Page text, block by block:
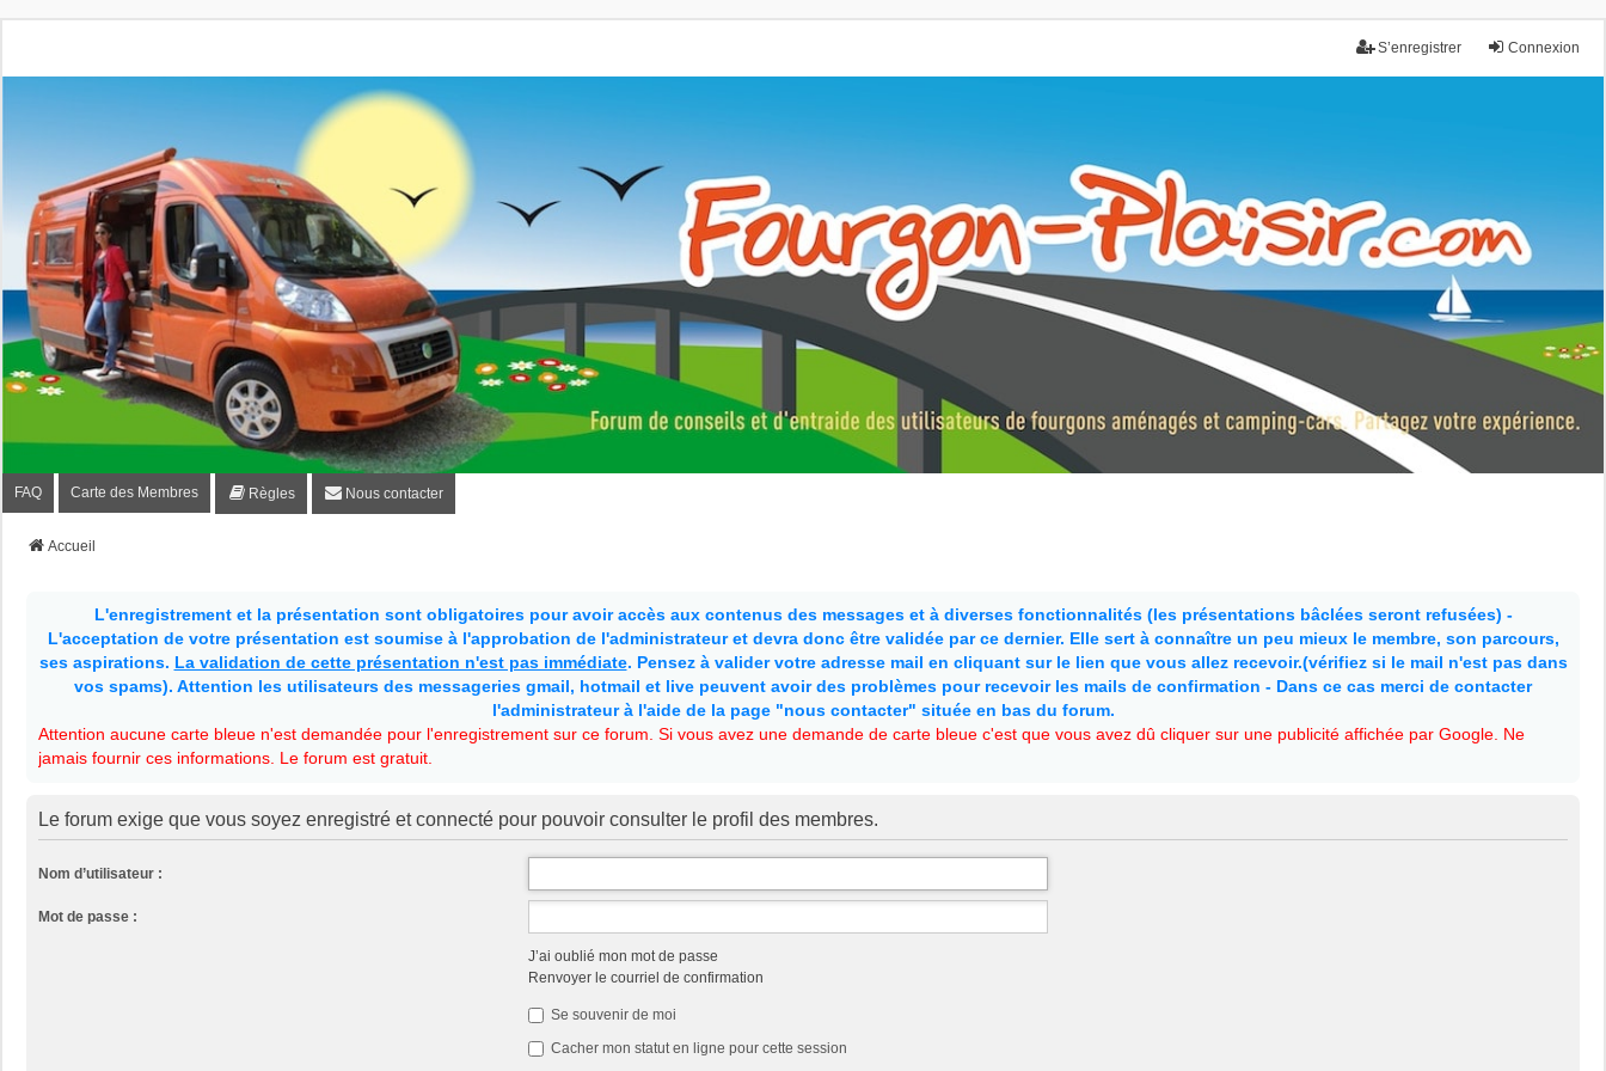
Connexion
S’enregistrer
Fourgon-plaisir.com
Forum de conseils et d'entraide des utilisateurs de fourgons, fourgons aménagés, vans et de camping-car. Partagez votre expérience.
FAQ Carte des Membres Règles Nous contacter
Accueil
L'enregistrement et la présentation sont obligatoires pour avoir accès aux contenus des messages et à diverses fonctionnalités (les présentations bâclées seront refusées) -
L'acceptation de votre présentation est soumise à l'approbation de l'administrateur et devra donc être validée par ce dernier. Elle sert à connaître un peu mieux le membre, son parcours,
ses aspirations. La validation de cette présentation n'est pas immédiate. Pensez à valider votre adresse mail en cliquant sur le lien que vous allez recevoir.(vérifiez si le mail n'est pas dans
vos spams). Attention les utilisateurs des messageries gmail, hotmail et live peuvent avoir des problèmes pour recevoir les mails de confirmation - Dans ce cas merci de contacter
l'administrateur à l'aide de la page "nous contacter" située en bas du forum.
Attention aucune carte bleue n'est demandée pour l'enregistrement sur ce forum. Si vous avez une demande de carte bleue c'est que vous avez dû cliquer sur une publicité affichée par Google. Ne
jamais fournir ces informations. Le forum est gratuit.
Le forum exige que vous soyez enregistré et connecté pour pouvoir consulter le profil des membres.
Nom d’utilisateur :
Mot de passe :
J’ai oublié mon mot de passe
Renvoyer le courriel de confirmation
Se souvenir de moi
Cacher mon statut en ligne pour cette session